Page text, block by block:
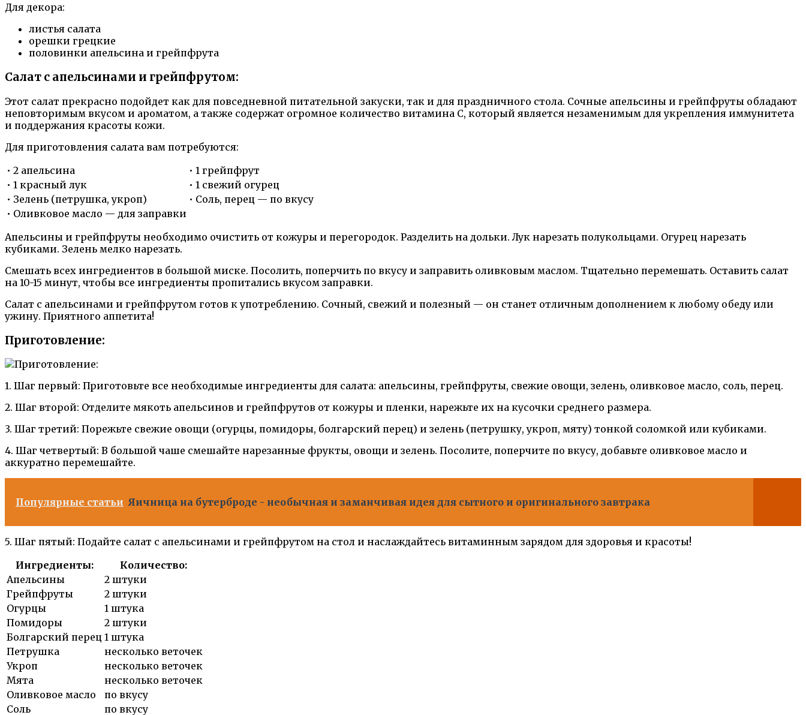
Для декора:
листья салата
орешки грецкие
половинки апельсина и грейпфрута
Салат с апельсинами и грейпфрутом:
Этот салат прекрасно подойдет как для повседневной питательной закуски, так и для праздничного стола. Сочные апельсины и грейпфруты обладают
неповторимым вкусом и ароматом, а также содержат огромное количество витамина C, который является незаменимым для укрепления иммунитета
и поддержания красоты кожи.
Для приготовления салата вам потребуются:
• 2 апельсина
• 1 грейпфрут
• 1 красный лук
• 1 свежий огурец
• Зелень (петрушка, укроп)
• Соль, перец — по вкусу
• Оливковое масло — для заправки
Апельсины и грейпфруты необходимо очистить от кожуры и перегородок. Разделить на дольки. Лук нарезать полукольцами. Огурец нарезать
кубиками. Зелень мелко нарезать.
Смешать всех ингредиентов в большой миске. Посолить, поперчить по вкусу и заправить оливковым маслом. Тщательно перемешать. Оставить салат
на 10-15 минут, чтобы все ингредиенты пропитались вкусом заправки.
Салат с апельсинами и грейпфрутом готов к употреблению. Сочный, свежий и полезный — он станет отличным дополнением к любому обеду или
ужину. Приятного аппетита!
Приготовление:
1. Шаг первый: Приготовьте все необходимые ингредиенты для салата: апельсины, грейпфруты, свежие овощи, зелень, оливковое масло, соль, перец.
2. Шаг второй: Отделите мякоть апельсинов и грейпфрутов от кожуры и пленки, нарежьте их на кусочки среднего размера.
3. Шаг третий: Порежьте свежие овощи (огурцы, помидоры, болгарский перец) и зелень (петрушку, укроп, мяту) тонкой соломкой или кубиками.
4. Шаг четвертый: В большой чаше смешайте нарезанные фрукты, овощи и зелень. Посолите, поперчите по вкусу, добавьте оливковое масло и
аккуратно перемешайте.
Популярные статьи Яичница на бутерброде - необычная и заманчивая идея для сытного и оригинального завтрака
5. Шаг пятый: Подайте салат с апельсинами и грейпфрутом на стол и наслаждайтесь витаминным зарядом для здоровья и красоты!
Ингредиенты:
Количество:
Апельсины
2 штуки
Грейпфруты
2 штуки
Огурцы
1 штука
Помидоры
2 штуки
Болгарский перец 1 штука
Петрушка
несколько веточек
Укроп
несколько веточек
Мята
несколько веточек
Оливковое масло
по вкусу
Соль
по вкусу